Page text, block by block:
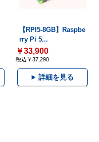
【RPI5-8GB】Raspbe
rry Pi 5...
￥33,900
税込￥37,290
詳細を見る